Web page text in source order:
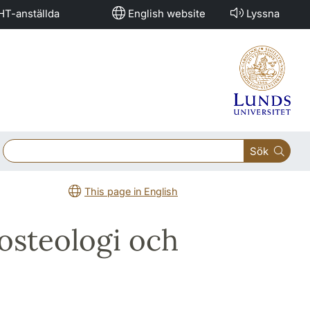
anställda English website Lyssna
Sök
This page in English
och